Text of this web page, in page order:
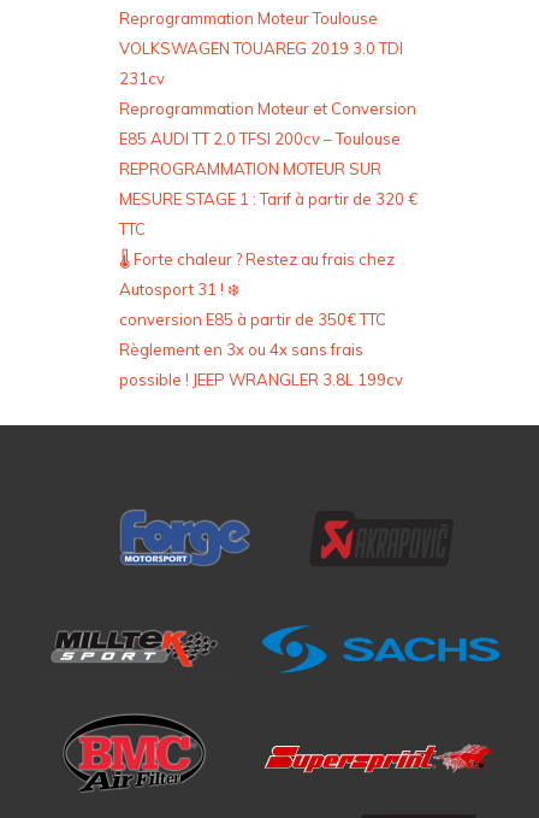
Reprogrammation Moteur Toulouse
VOLKSWAGEN TOUAREG 2019 3.0 TDI
231cv
Reprogrammation Moteur et Conversion
E85 AUDI TT 2.0 TFSI 200cv – Toulouse
REPROGRAMMATION MOTEUR SUR
MESURE STAGE 1 : Tarif à partir de 320 €
TTC
🌡️ Forte chaleur ? Restez au frais chez
Autosport 31 ! ❄️
conversion E85 à partir de 350€ TTC
Règlement en 3x ou 4x sans frais
possible ! JEEP WRANGLER 3.8L 199cv